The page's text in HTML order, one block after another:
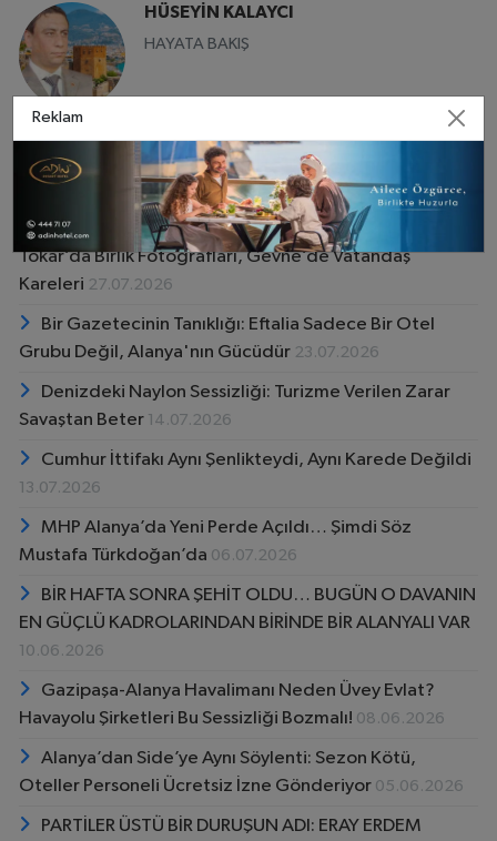
HÜSEYİN KALAYCI
HAYATA BAKIŞ
Yazarın Diğer Yazıları
Yiğidi Öldür, Hakkını Yeme…04.08.2026
Alanya'da Siyasetin Albümü Bir Haftada Değişti.
Tokar’da Birlik Fotoğrafları, Gevne’de Vatandaş
Kareleri 27.07.2026
Bir Gazetecinin Tanıklığı: Eftalia Sadece Bir Otel
Grubu Değil, Alanya'nın Gücüdür 23.07.2026
Denizdeki Naylon Sessizliği: Turizme Verilen Zarar
Savaştan Beter 14.07.2026
Cumhur İttifakı Aynı Şenlikteydi, Aynı Karede Değildi
13.07.2026
MHP Alanya’da Yeni Perde Açıldı… Şimdi Söz
Mustafa Türkdoğan’da 06.07.2026
BİR HAFTA SONRA ŞEHİT OLDU… BUGÜN O DAVANIN
EN GÜÇLÜ KADROLARINDAN BİRİNDE BİR ALANYALI VAR
10.06.2026
Gazipaşa-Alanya Havalimanı Neden Üvey Evlat?
Havayolu Şirketleri Bu Sessizliği Bozmalı! 08.06.2026
Alanya’dan Side’ye Aynı Söylenti: Sezon Kötü,
Oteller Personeli Ücretsiz İzne Gönderiyor 05.06.2026
PARTİLER ÜSTÜ BİR DURUŞUN ADI: ERAY ERDEM
Reklam